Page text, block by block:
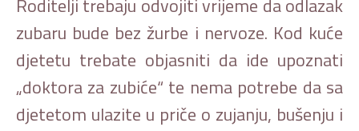
Roditelji trebaju odvojiti vrijeme da odlazak
zubaru bude bez žurbe i nervoze. Kod kuće
djetetu trebate objasniti da ide upoznati
„doktora za zubiće“ te nema potrebe da sa
djetetom ulazite u priče o zujanju, bušenju i